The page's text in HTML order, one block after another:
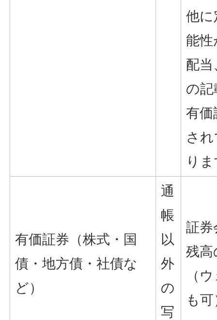
他に
能性
配当
の
有価
さ
り
有価証券（株式・国
債・地方債・社債な
ど）
通
帳
以
外
の
写
証券
残高
（
も